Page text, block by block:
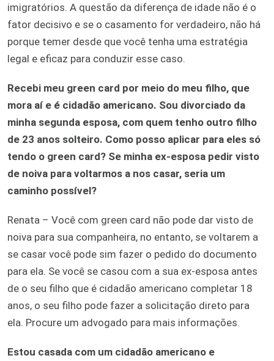
imigratórios. A questão da diferença de idade não é o
fator decisivo e se o casamento for verdadeiro, não há
porque temer desde que você tenha uma estratégia
legal e eficaz para conduzir esse caso.
Recebi meu green card por meio do meu filho, que
mora aí e é cidadão americano. Sou divorciado da
minha segunda esposa, com quem tenho outro filho
de 23 anos solteiro. Como posso aplicar para eles só
tendo o green card? Se minha ex-esposa pedir visto
de noiva para voltarmos a nos casar, seria um
caminho possível?
Renata – Você com green card não pode dar visto de
noiva para sua companheira, no entanto, se voltarem a
se casar você pode sim fazer o pedido do documento
para ela. Se você se casou com a sua ex-esposa antes
de o seu filho que é cidadão americano completar 18
anos, o seu filho pode fazer a solicitação direto para
ela. Procure um advogado para mais informações.
Estou casada com um cidadão americano e